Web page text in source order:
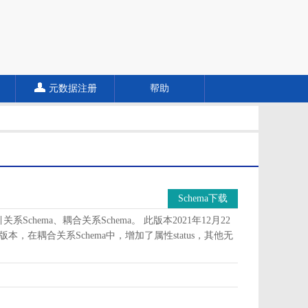
元数据注册 帮助
Schema下载
系Schema、耦合关系Schema。 此版本2021年12月22
本，在耦合关系Schema中，增加了属性status，其他无